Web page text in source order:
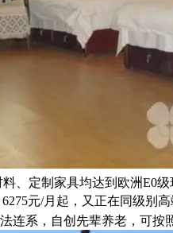
、定制家具均达到欧洲E0
元/月起，又正在同级别
连系，自创先辈养老，可